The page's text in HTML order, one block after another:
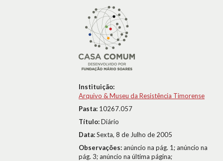
Instituição:
Arquivo & Museu da Resistência Timorense
Pasta: 10267.057
Título:Diário
Data:Sexta, 8 de Julho de 2005
Observações:anúncio na pág. 1; anúncio na
pág. 3; anúncio na última página;